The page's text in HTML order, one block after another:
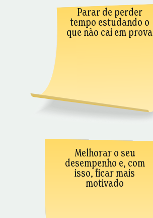
Parar de perder
tempo estudando o
que não cai em prova
Melhorar o seu
desempenho e, com
isso, ficar mais
motivado